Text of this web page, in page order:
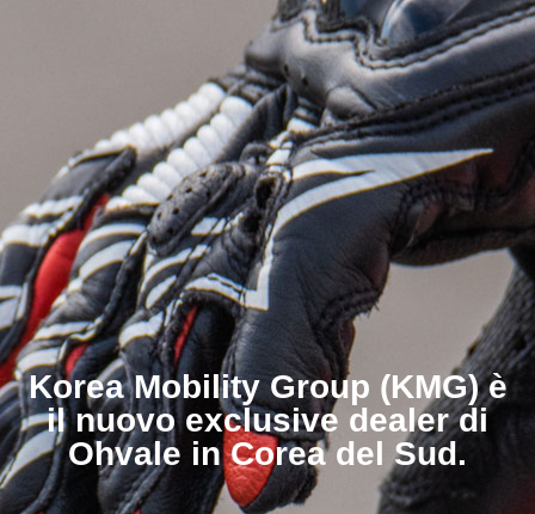
Korea Mobility Group (KMG) è
il nuovo exclusive dealer di
Ohvale in Corea del Sud.